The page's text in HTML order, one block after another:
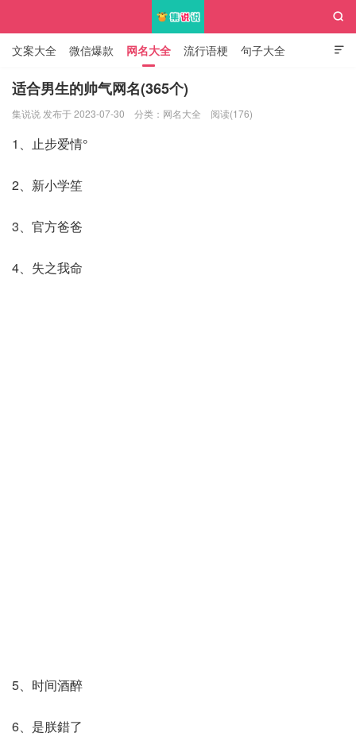

文案大全 微信爆款 网名大全 流行语梗 句子大全
知识大全

适合男生的帅气网名(365个)
集说说 发布于 2023-07-30 分类： 网名大全 阅读(176)
1、止步爱情°
2、新小学笙
3、官方爸爸
4、失之我命
5、时间酒醉
6、是朕錯了